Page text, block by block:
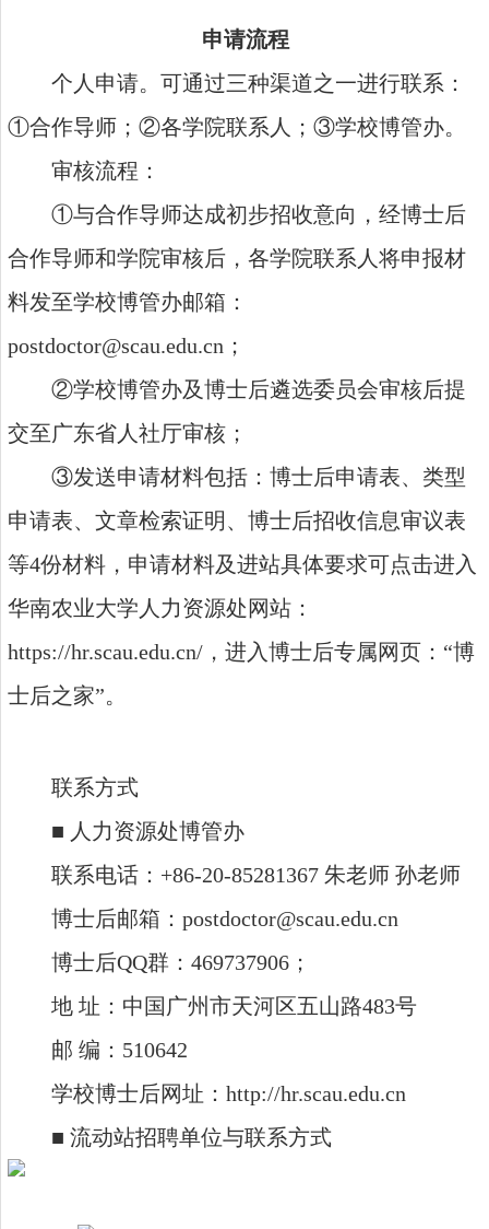
申请流程
个人申请。可通过三种渠道之一进行联系：
①合作导师；②各学院联系人；③学校博管办。
审核流程：
①与合作导师达成初步招收意向，经博士后
合作导师和学院审核后，各学院联系人将申报材
料发至学校博管办邮箱：
postdoctor@scau.edu.cn；
②学校博管办及博士后遴选委员会审核后提
交至广东省人社厅审核；
③发送申请材料包括：博士后申请表、类型
申请表、文章检索证明、博士后招收信息审议表
等4份材料，申请材料及进站具体要求可点击进入
华南农业大学人力资源处网站：
https://hr.scau.edu.cn/，进入博士后专属网页：“博
士后之家”。
联系方式
■ 人力资源处博管办
联系电话：+86-20-85281367 朱老师 孙老师
博士后邮箱：postdoctor@scau.edu.cn
博士后QQ群：469737906；
地 址：中国广州市天河区五山路483号
邮 编：510642
学校博士后网址：http://hr.scau.edu.cn
■ 流动站招聘单位与联系方式